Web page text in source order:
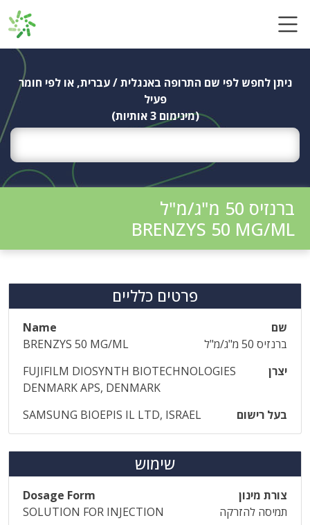
ניתן לחפש לפי שם התרופה באנגלית / עברית, או לפי חומר
פעיל
(מינימום 3 אותיות)
ברנזיס 50 מ"ג/מ"ל
BRENZYS 50 MG/ML
פרטים כלליים
שם
Name
ברנזיס 50 מ"ג/מ"ל
BRENZYS 50 MG/ML
יצרן
FUJIFILM DIOSYNTH BIOTECHNOLOGIES
DENMARK APS, DENMARK
בעל רישום
SAMSUNG BIOEPIS IL LTD, ISRAEL
שימוש
צורת מינון
Dosage Form
תמיסה להזרקה
SOLUTION FOR INJECTION